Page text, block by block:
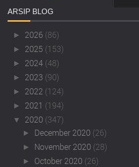
ARSIP BLOG
► 2026 (86)
► 2025 (153)
► 2024 (48)
► 2023 (90)
► 2022 (124)
► 2021 (194)
▼ 2020 (347)
► December 2020 (26)
► November 2020 (28)
► October 2020 (26)